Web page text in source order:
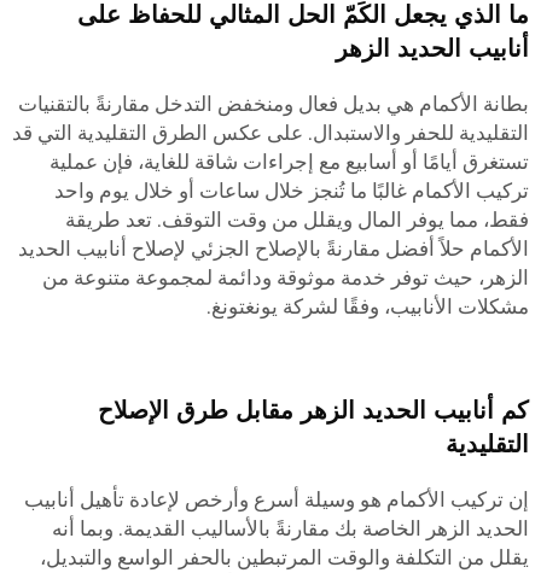
ما الذي يجعل الكَمّ الحل المثالي للحفاظ على
أنابيب الحديد الزهر
بطانة الأكمام هي بديل فعال ومنخفض التدخل مقارنةً بالتقنيات
التقليدية للحفر والاستبدال. على عكس الطرق التقليدية التي قد
تستغرق أيامًا أو أسابيع مع إجراءات شاقة للغاية، فإن عملية
تركيب الأكمام غالبًا ما تُنجز خلال ساعات أو خلال يوم واحد
فقط، مما يوفر المال ويقلل من وقت التوقف. تعد طريقة
الأكمام حلاً أفضل مقارنةً بالإصلاح الجزئي لإصلاح أنابيب الحديد
الزهر، حيث توفر خدمة موثوقة ودائمة لمجموعة متنوعة من
مشكلات الأنابيب، وفقًا لشركة يونغتونغ.
كم أنابيب الحديد الزهر مقابل طرق الإصلاح
التقليدية
إن تركيب الأكمام هو وسيلة أسرع وأرخص لإعادة تأهيل أنابيب
الحديد الزهر الخاصة بك مقارنةً بالأساليب القديمة. وبما أنه
يقلل من التكلفة والوقت المرتبطين بالحفر الواسع والتبديل،